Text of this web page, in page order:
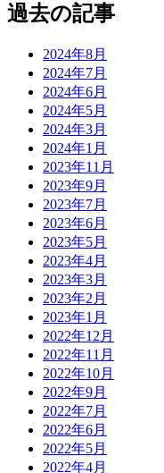
過去の記事
2024年8月
2024年7月
2024年6月
2024年5月
2024年3月
2024年1月
2023年11月
2023年9月
2023年7月
2023年6月
2023年5月
2023年4月
2023年3月
2023年2月
2023年1月
2022年12月
2022年11月
2022年10月
2022年9月
2022年7月
2022年6月
2022年5月
2022年4月